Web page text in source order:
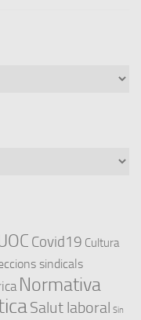
Covid19 Cultura
sindicals
Normativa
Salut laboral Sin